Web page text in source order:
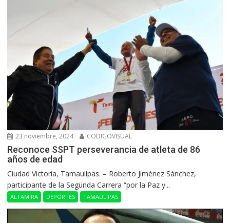
23 noviembre, 2024 CODIGOVISUAL
Reconoce SSPT perseverancia de atleta de 86
años de edad
Ciudad Victoria, Tamaulipas. – Roberto Jiménez Sánchez,
participante de la Segunda Carrera “por la Paz y...
ALTAMIRA DEPORTES TAMAULIPAS